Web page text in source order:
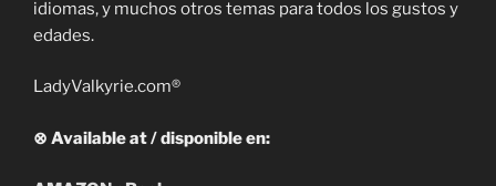
idiomas, y muchos otros temas para todos los gustos y
edades.
LadyValkyrie.com®
⊗ Available at / disponible en: